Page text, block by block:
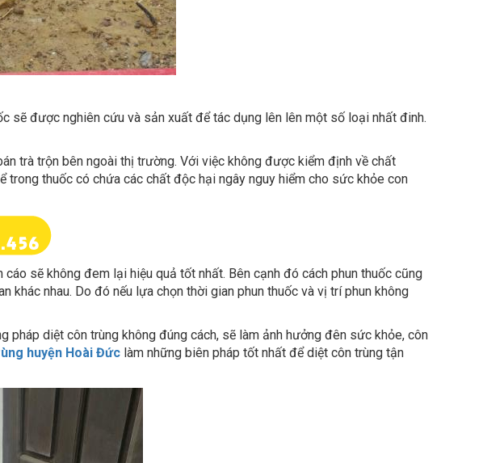
sẽ được nghiên cứu và sản xuất để tác dụng lên lên một số loại nhất đinh.
trà trộn bên ngoài thị trường. Với việc không được kiểm định về chất
thuốc có chứa các chất độc hại ngây nguy hiểm cho sức khỏe con
sẽ không đem lại hiệu quả tốt nhất. Bên cạnh đó cách phun thuốc cũng
nhau. Do đó nếu lựa chọn thời gian phun thuốc và vị trí phun không
diệt côn trùng không đúng cách, sẽ làm ảnh hưởng đên sức khỏe, côn
huyện Hoài Đức làm những biên pháp tốt nhất để diệt côn trùng tận